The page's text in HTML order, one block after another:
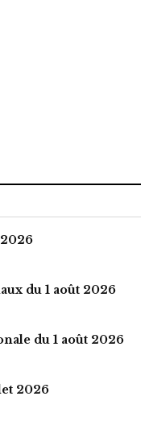
du 1 août 2026
du 1 août 2026
2026